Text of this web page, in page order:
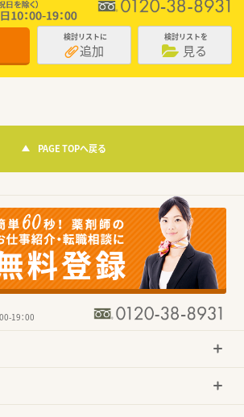
検討リストに
追加
検討リストを
見る
PAGE TOPへ戻る
19：00